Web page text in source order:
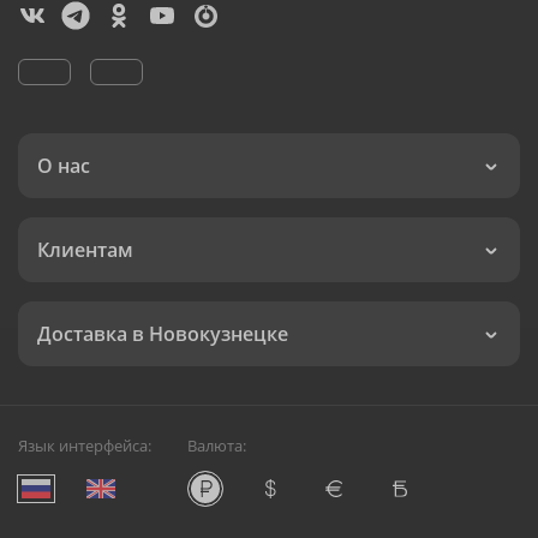
О нас
Клиентам
Доставка в Новокузнецке
Язык интерфейса: Валюта: